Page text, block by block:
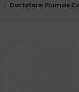
Dartstore Plumas